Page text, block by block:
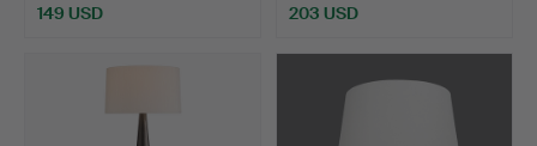
149 USD 203 USD